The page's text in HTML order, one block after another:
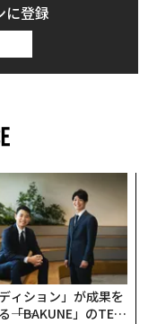
に登録
ディション」が成果を
――「BAKUNE」のTEN